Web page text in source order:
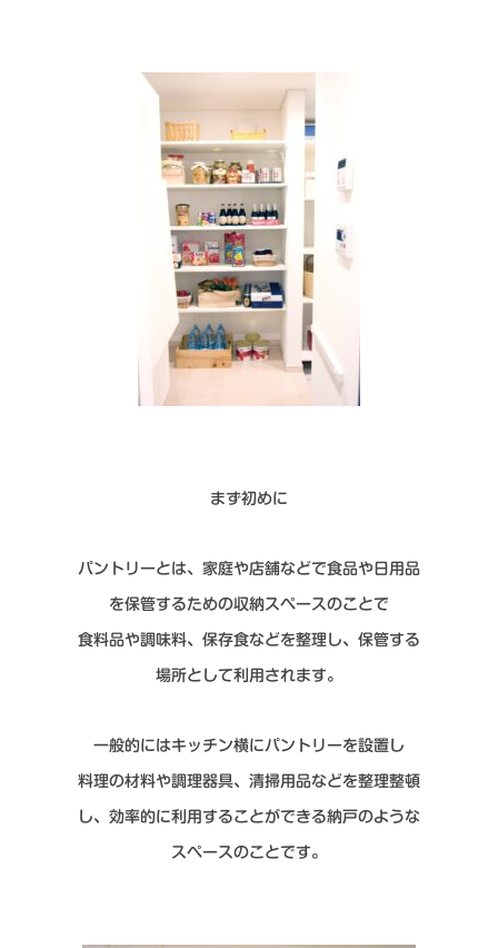
まず初めに
パントリーとは、家庭や店舗などで食品や日用品
を保管するための収納スペースのことで
食料品や調味料、保存食などを整理し、保管する
場所として利用されます。
一般的にはキッチン横にパントリーを設置し
料理の材料や調理器具、清掃用品などを整理整頓
し、効率的に利用することができる納戸のような
スペースのことです。